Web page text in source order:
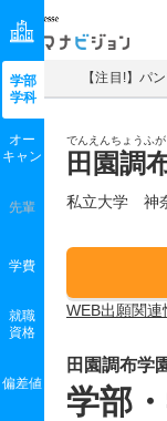
マナ
【注目!】パ
でんえんちょうふ
田園調
私立大学 神
WEB出願関連
学部
学科
オー
キャン
先輩
学費
就職
資格
偏差値
田園調布学
学部